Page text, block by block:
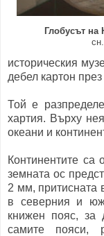
Глобусът на
историческия
дебел картон през
Той е
хартия. Върху
океани и
Континентите са
земната ос
2 мм, притисната
в северния и
книжен пояс, за
самите пояси,